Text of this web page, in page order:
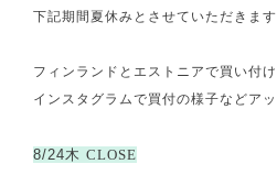
下記期間夏休みとさせていただきます
フィンランドとエストニアで買い付
インスタグラムで買付の様子などア
8/24木CLOSE